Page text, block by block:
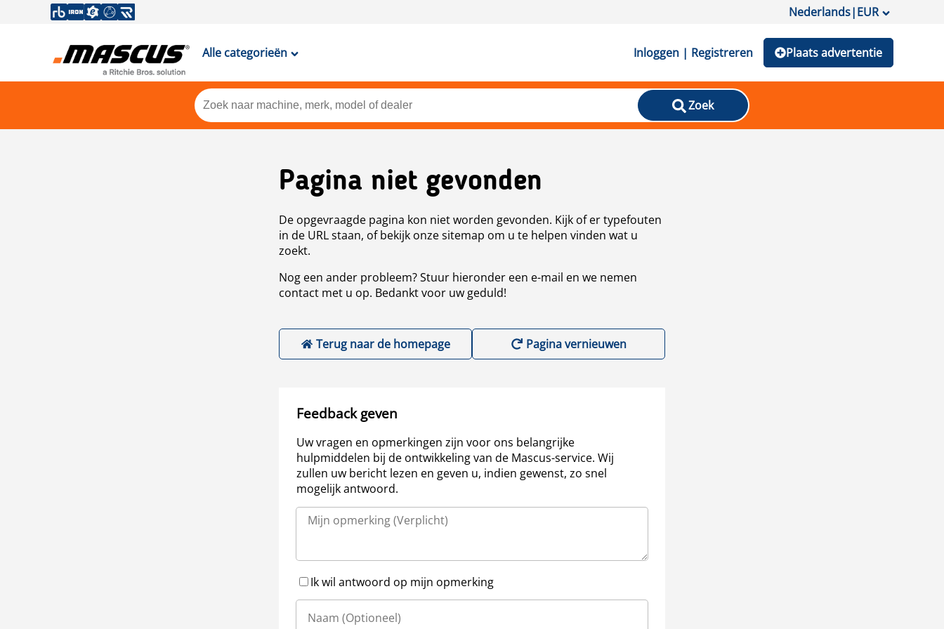
Nederlands|EUR
Alle categorieën Inloggen | Registreren Plaats advertentie
Zoek
Pagina niet gevonden
De opgevraagde pagina kon niet worden gevonden. Kijk of er typefouten
in de URL staan, of bekijk onze sitemap om u te helpen vinden wat u
zoekt.
Nog een ander probleem? Stuur hieronder een e-mail en we nemen
contact met u op. Bedankt voor uw geduld!
Terug naar de homepage Pagina vernieuwen
Feedback geven
Uw vragen en opmerkingen zijn voor ons belangrijke
hulpmiddelen bij de ontwikkeling van de Mascus-service. Wij
zullen uw bericht lezen en geven u, indien gewenst, zo snel
mogelijk antwoord.
Ik wil antwoord op mijn opmerking